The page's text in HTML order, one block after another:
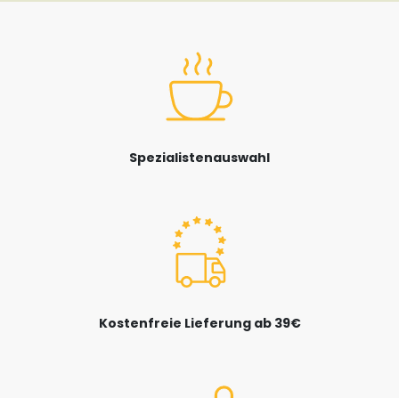
Spezialistenauswahl
Kostenfreie Lieferung ab 39€